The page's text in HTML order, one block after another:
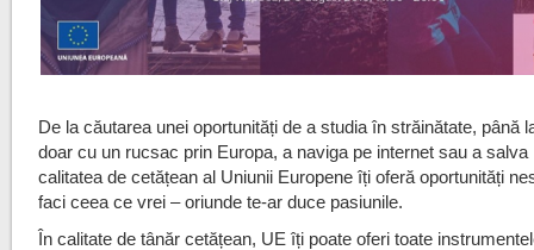
De la căutarea unei oportunități de a studia în străinătate, până
doar cu un rucsac prin Europa, a naviga pe internet sau a salva
calitatea de cetățean al Uniunii Europene îți oferă oportunități
faci ceea ce vrei – oriunde te-ar duce pasiunile.
În calitate de tânăr cetățean, UE îți poate oferi toate